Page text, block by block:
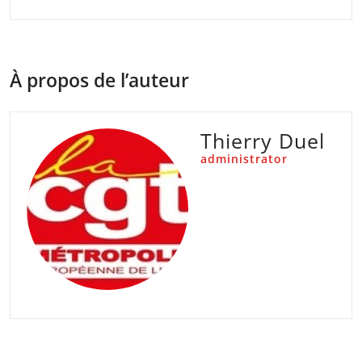
À propos de l’auteur
Thierry Duel
administrator